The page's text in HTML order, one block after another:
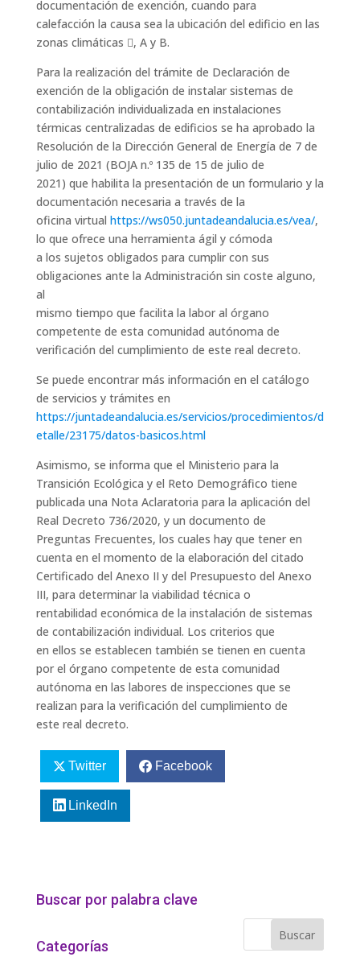
documentación de exención, cuando para
calefacción la causa sea la ubicación del edificio en las
zonas climáticas , A y B.
Para la realización del trámite de Declaración de
exención de la obligación de instalar sistemas de
contabilización individualizada en instalaciones
térmicas centralizadas de edificios se ha aprobado la
Resolución de la Dirección General de Energía de 7 de
julio de 2021 (BOJA n.º 135 de 15 de julio de
2021) que habilita la presentación de un formulario y la
documentación necesaria a través de la
oficina virtual https://ws050.juntadeandalucia.es/vea/,
lo que ofrece una herramienta ágil y cómoda
a los sujetos obligados para cumplir con sus
obligaciones ante la Administración sin coste alguno,
al
mismo tiempo que facilita la labor al órgano
competente de esta comunidad autónoma de
verificación del cumplimiento de este real decreto.
Se puede encontrar más información en el catálogo
de servicios y trámites en
https://juntadeandalucia.es/servicios/procedimientos/d
etalle/23175/datos-basicos.html
Asimismo, se informa que el Ministerio para la
Transición Ecológica y el Reto Demográfico tiene
publicada una Nota Aclaratoria para la aplicación del
Real Decreto 736/2020, y un documento de
Preguntas Frecuentes, los cuales hay que tener en
cuenta en el momento de la elaboración del citado
Certificado del Anexo II y del Presupuesto del Anexo
III, para determinar la viabilidad técnica o
rentabilidad económica de la instalación de sistemas
de contabilización individual. Los criterios que
en ellos se establecen también se tienen en cuenta
por el órgano competente de esta comunidad
autónoma en las labores de inspecciones que se
realizan para la verificación del cumplimiento de
este real decreto.
Twitter Facebook
LinkedIn
Buscar por palabra clave
Categorías